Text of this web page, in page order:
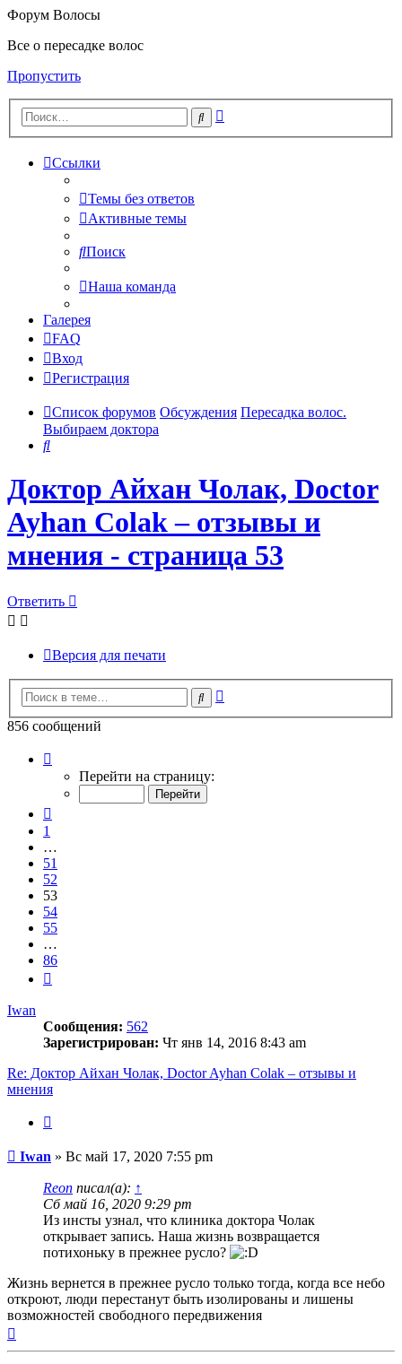
Форум Волосы
Все о пересадке волос
Пропустить
Поиск
Ссылки
Темы без ответов
Активные темы
Поиск
Наша команда
Галерея
FAQ
Вход
Регистрация
Список форумов Обсуждения Пересадка волос.
Выбираем доктора
Поиск
Доктор Айхан Чолак, Doctor
Ayhan Colak – отзывы и
мнения - страница 53
Ответить
Версия для печати
Поиск
856 сообщений
53
Перейти на страницу:
1
…
51
52
53
54
55
…
86
Iwan
Сообщения: 562
Зарегистрирован: Чт янв 14, 2016 8:43 am
Re: Доктор Айхан Чолак, Doctor Ayhan Colak – отзывы и
мнения
Сообщение
Iwan » Вс май 17, 2020 7:55 pm
Reon писал(а): ↑
Сб май 16, 2020 9:29 pm
Из инсты узнал, что клиника доктора Чолак
открывает запись. Наша жизнь возвращается
потихоньку в прежнее русло?
Жизнь вернется в прежнее русло только тогда, когда все небо
откроют, люди перестанут быть изолированы и лишены
возможностей свободного передвижения